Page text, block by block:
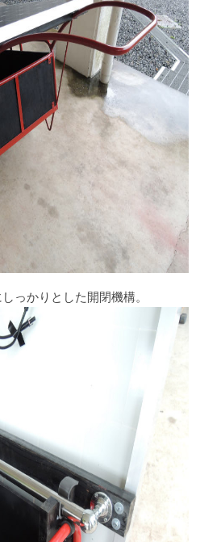
っかりとした開閉機構。